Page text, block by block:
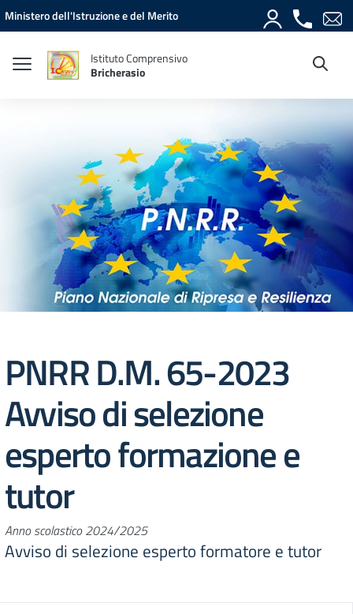
Vai ai contenuti
Vai al menu di navigazione
Vai al footer
Ministero dell'Istruzione e del Merito
Istituto Comprensivo
Bricherasio
PNRR D.M. 65-2023
Avviso di selezione
esperto formazione e
tutor
Anno scolastico 2024/2025
Avviso di selezione esperto formatore e tutor